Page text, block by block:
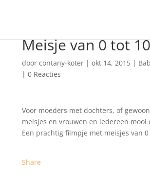
Meisje van 0 tot
door contany-koter| okt 14, 2015|
| 0 Reacties
Voor moeders met dochters, of
meisjes en vrouwen en iedereen mooi
Een prachtig filmpje met meisjes van 0
Share